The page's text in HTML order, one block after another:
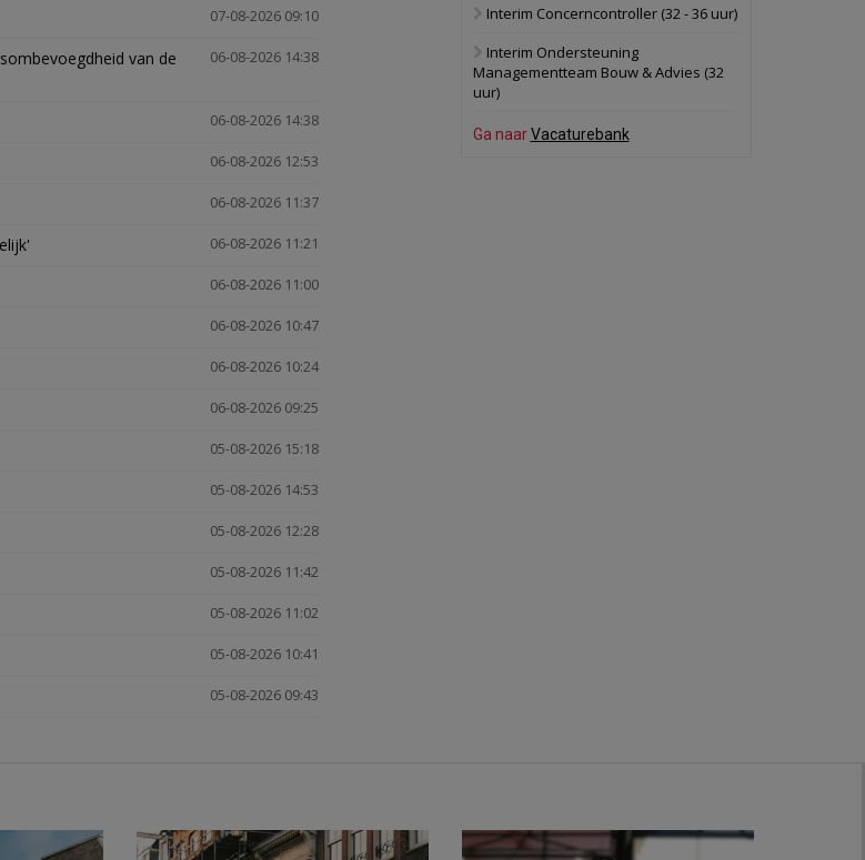
07-08-2026 09:10
06-08-2026 14:38
van de
06-08-2026 14:38
06-08-2026 12:53
06-08-2026 11:37
06-08-2026 11:21
06-08-2026 11:00
06-08-2026 10:47
06-08-2026 10:24
06-08-2026 09:25
05-08-2026 15:18
05-08-2026 14:53
05-08-2026 12:28
05-08-2026 11:42
05-08-2026 11:02
05-08-2026 10:41
05-08-2026 09:43
politiebureau
17 september 2026
Voormalig
Interim Concerncontroller (32 - 36 uur)
Interim Ondersteuning
Managementteam Bouw & Advies (32
uur)
Ga naarVacaturebank